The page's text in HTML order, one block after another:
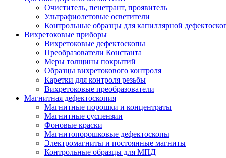
Очиститель, пенетрант, проявитель
Ультрафиолетовые осветители
Контрольные образцы для капиллярной
Вихретоковые приборы
Вихретоковые дефектоскопы
Преобразователи Константа
Меры толщины покрытий
Образцы вихретокового контроля
Каретки для контроля резьбы
Вихретоковые преобразователи
Магнитная дефектоскопия
Магнитные порошки и концентраты
Магнитные суспензии
Фоновые краски
Магнитопорошковые дефектоскопы
Электромагниты и постоянные магниты
Контрольные образцы для МПД